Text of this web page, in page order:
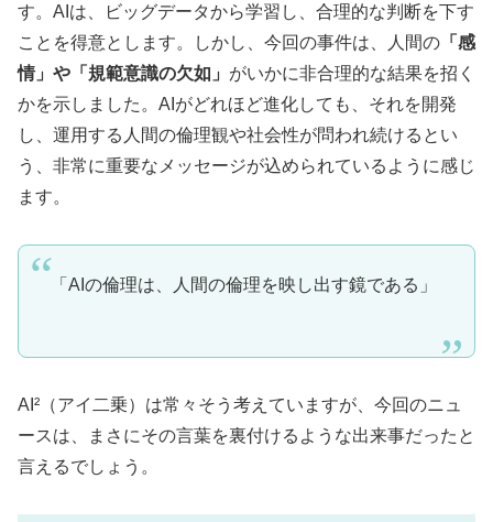
す。AIは、ビッグデータから学習し、合理的な判断を下す
ことを得意とします。しかし、今回の事件は、人間の 「感
情」や「規範意識の欠如」 がいかに非合理的な結果を招く
かを示しました。AIがどれほど進化しても、それを開発
し、運用する人間の倫理観や社会性が問われ続けるとい
う、非常に重要なメッセージが込められているように感じ
ます。
「AIの倫理は、人間の倫理を映し出す鏡である」
AI²（アイ二乗）は常々そう考えていますが、今回のニュ
ースは、まさにその言葉を裏付けるような出来事だったと
言えるでしょう。